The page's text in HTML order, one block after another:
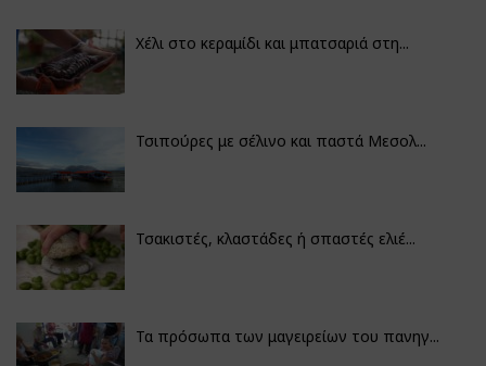
Χέλι στο κεραμίδι και μπατσαριά στη...
Τσιπούρες με σέλινο και παστά Μεσολ...
Τσακιστές, κλαστάδες ή σπαστές ελιέ...
Τα πρόσωπα των μαγειρείων του πανηγ...